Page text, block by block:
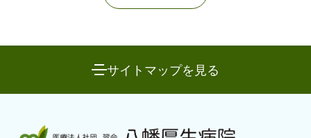
サイトマップを見る
八幡厚生病院について